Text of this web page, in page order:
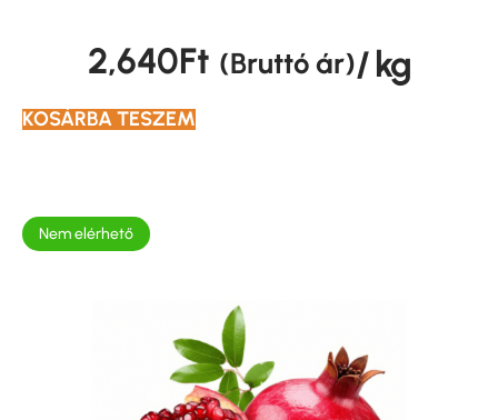
2,640Ft (Bruttó ár)/ kg
KOSÁRBA TESZEM
Nem elérhető